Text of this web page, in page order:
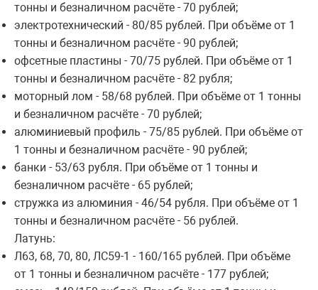
тонны и безналичном расчёте - 70 рублей;
электротехнический - 80/85 рублей. При объёме от 1
тонны и безналичном расчёте - 90 рублей;
офсетные пластины - 70/75 рублей. При объёме от 1
тонны и безналичном расчёте - 82 рубля;
моторный лом - 58/68 рублей. При объёме от 1 тонны
и безналичном расчёте - 70 рублей;
алюминиевый профиль - 75/85 рублей. При объёме от
1 тонны и безналичном расчёте - 90 рублей;
банки - 53/63 рубля. При объёме от 1 тонны и
безналичном расчёте - 65 рублей;
стружка из алюминия - 46/54 рубля. При объёме от 1
тонны и безналичном расчёте - 56 рублей.
Латунь:
Л63, 68, 70, 80, ЛС59-1 - 160/165 рублей. При объёме
от 1 тонны и безналичном расчёте - 177 рублей;